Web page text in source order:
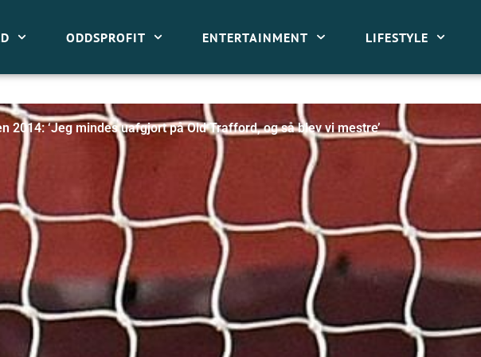
ODDSPROFIT ENTERTAINMENT LIFESTYLE
2014: ‘Jeg mindes uafgjort på Old Trafford, og så blev vi mestre’